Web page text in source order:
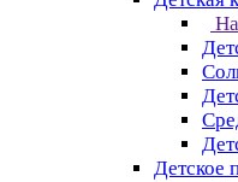
Детское